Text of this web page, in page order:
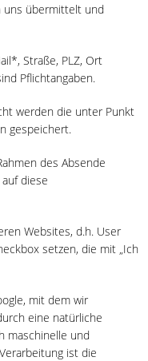
uns übermittelt und
Straße, PLZ, Ort
Pflichtangaben.
werden die unter Punkt
gespeichert.
des Absende
diese
Websites, d.h. User
setzen, die mit „Ich
mit dem wir
eine natürliche
maschinelle und
ist die